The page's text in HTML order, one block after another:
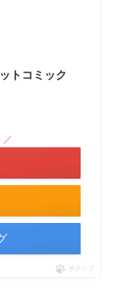
トコミック
／
ポチップ